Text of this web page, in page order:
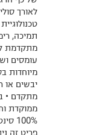
לאורך
מיוחדות
יבשים או
מתקדם •
100% סינטטי